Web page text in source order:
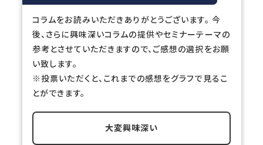
コラムをお読みいただきありがとうございます。 今
後、さらに興味深いコラムの提供やセミナーテーマの
参考とさせていただきますので、ご感想の選択をお願
い致します。
※投票いただくと、これまでの感想をグラフで見るこ
とができます。
大変興味深い